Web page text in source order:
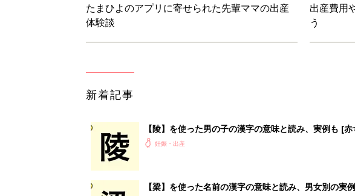
たまひよのアプリに寄せられた先輩ママの出産
体験談
出産費用
う
新着記事
【陵】を使った男の子の漢字の意味と読み、実例も [
妊娠・出産
【梁】を使った名前の漢字の意味と読み、男女別の実